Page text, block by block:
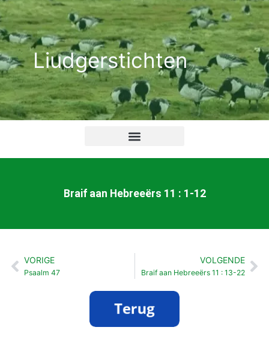
Ga
naar
de
inhoudLiudgerstichten
Braif aan Hebreeërs 11 : 1-12
Vorige
VORIGE
Psaalm 47
VOLGENDE
Braif aan Hebreeërs 11 : 13-22